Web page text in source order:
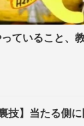
ァンタジー
ちへこっちへ
戦 THE W
ンのリーダー
ていること、
技】当たる側